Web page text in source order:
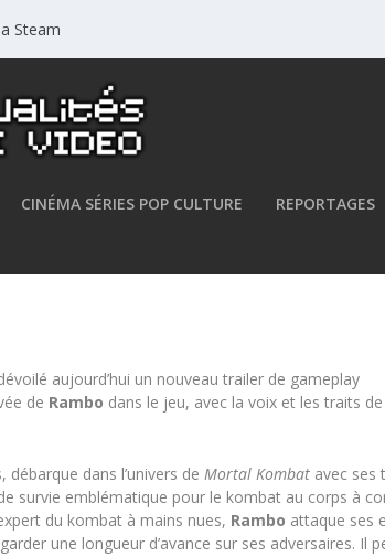
Steam
CINÉMA SÉRIES POP CULTURE REPORTAGES
aujourd’hui un nouveau trailer de gameplay
de Rambo dans le jeu, avec la voix et les traits
débarque dans l’univers de Mortal Kombat avec ses
survie emblématique pour le kombat au corps à
du kombat à mains nues, Rambo attaque ses
une longueur d’avance sur ses adversaires. Il